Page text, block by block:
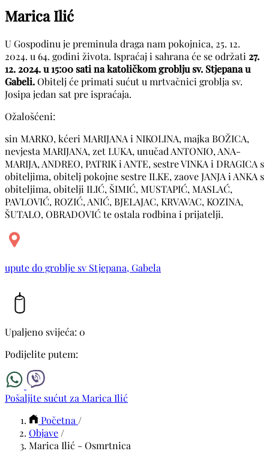
Marica Ilić
U Gospodinu je preminula draga nam pokojnica, 25. 12.
2024. u 64. godini života. Ispraćaj i sahrana će se održati 27.
12. 2024. u 15:00 sati na katoličkom groblju sv. Stjepana u
Gabeli.Obitelj će primati sućut u mrtvačnici groblja sv.
Josipa jedan sat pre ispraćaja.
Ožalošćeni:
sin MARKO, kćeri MARIJANA i NIKOLINA, majka BOŽICA,
nevjesta MARIJANA, zet LUKA, unučad ANTONIO, ANA-
MARIJA, ANDREO, PATRIK i ANTE, sestre VINKA i DRAGICA s
obiteljima, obitelj pokojne sestre ILKE, zaove JANJA i ANKA s
obiteljima, obitelji ILIĆ, ŠIMIĆ, MUSTAPIĆ, MASLAĆ,
PAVLOVIĆ, ROZIĆ, ANIĆ, BJELAJAC, KRVAVAC, KOZINA,
ŠUTALO, OBRADOVIĆ te ostala rodbina i prijatelji.
upute do groblje sv Stjepana, Gabela
Upaljeno svijeća: 0
Podijelite putem:
Pošaljite sućut za Marica Ilić
Početna /
Objave /
Marica Ilić - Osmrtnica